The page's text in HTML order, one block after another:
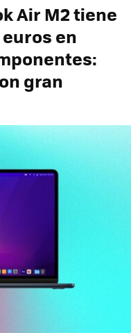
Air M2 tiene
en
gran